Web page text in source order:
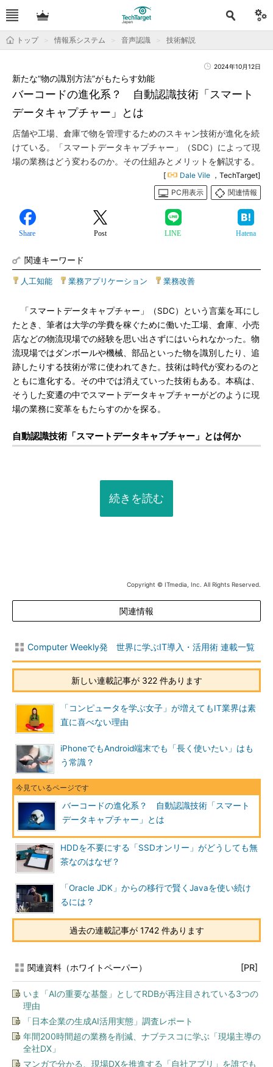
トップ 情報系システム 音声認識 技術解説
2024年10月12日
バーコードの進化系？ 自動認識技術「スマート
データキャプチャー」とは
新たな“物の識別方法”がもたらす効能
店舗や工場、倉庫で物を管理するためのスキャン技術が進化を続
けている。「スマートデータキャプチャー」（SDC）によって現
場の業務はどう変わるのか。その仕組みとメリットを解説する。
[ Dale Vile ，TechTarget]
PC用表示
関連情報
Share Post LINE Hatena
関連キーワード
人工知能 業務アプリケーション 業務改善
「スマートデータキャプチャー」（SDC）という言葉を耳にし
たとき、筆者は大学の学費を稼ぐために働いた工場、倉庫、小売
店などの物流現場での経験を思い出さずにはいられなかった。物
流現場ではダンボールや機械、部品といった物を識別したり、追
跡したりする技術が常に使われてきた。技術は時代が変わるのと
ともに進化する。その中では消えていった技術もある。本稿は、
そうした変遷の中でスマートデータキャプチャーがどのように現
場の業務に変革をもたらすのかを探る。
自動認識技術「スマートデータキャプチャー」とは何か
続きを読む
Copyright © ITmedia, Inc. All Rights Reserved.
関連情報
Computer Weekly発 世界に学ぶIT導入・活用術 連載一覧
新しい連載記事が 322 件あります
「コンピュータを学ぶ女子」が増えてもIT業界は素
直に喜べない理由
iPhoneでもAndroid端末でも「長く使いたい」はも
う常識？
バーコードの進化系？ 自動認識技術「スマート
データキャプチャー」とは
HDDを不要にする「SSDオンリー」がどうしても無
茶なのはなぜ？
「Oracle JDK」からの移行で賢くJavaを使い続け
るには？
過去の連載記事が 1742 件あります
関連資料（ホワイトペーパー） [PR]
いま「AIの重要な基盤」としてRDBが再注目されている3つの
理由
「日本企業の生成AI活用実態」調査レポート
年間200時間超の業務を削減、ナブテスコに学ぶ「現場主導の
全社DX」
マンガで分かる、現場DXを推進する「自社アプリ」を誰でも